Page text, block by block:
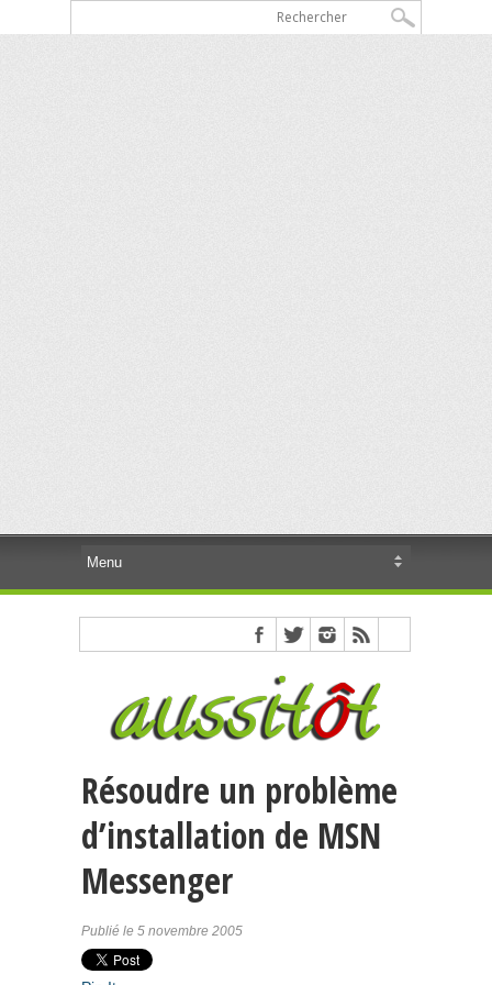
Résoudre un problème
d’installation de MSN
Messenger
Publié le 5 novembre 2005